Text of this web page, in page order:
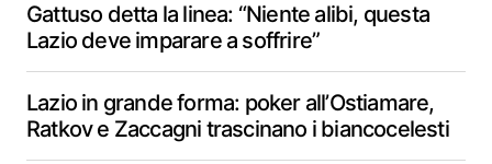
Gattuso detta la linea: “Niente alibi, questa
Lazio deve imparare a soffrire”
Lazio in grande forma: poker all’Ostiamare,
Ratkov e Zaccagni trascinano i biancocelesti